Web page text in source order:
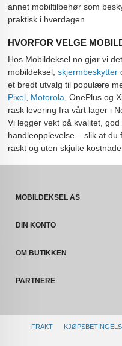
annet mobiltilbehør som
praktisk i hverdagen.
HVORFOR VELGE
Hos Mobildeksel.no gjør vi
mobildeksel,skjermbeskytter
et bredt utvalg til populære
Pixel Motorola , OnePlus og
rask levering fra vårt lager i
Vi legger vekt på kvalitet,
handleopplevelse – slik at
raskt og uten skjulte
MOBILDEKSEL AS
DIN KONTO
OM BUTIKKEN
PARTNERE
FRAKT